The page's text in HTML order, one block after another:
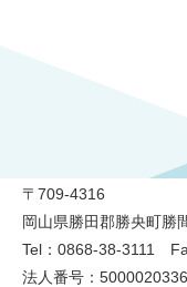
〒709-4316
岡山県勝田郡勝央町勝
Tel：0868-38-3111
法人番号：